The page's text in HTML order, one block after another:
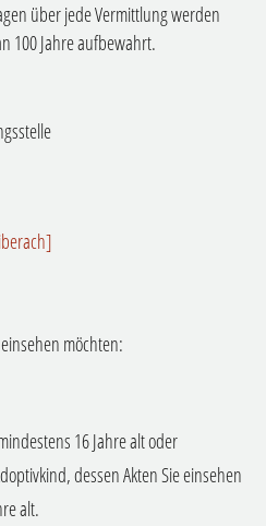
über jede Vermittlung werden
100 Jahre aufbewahrt.
möchten:
16 Jahre alt oder
dessen Akten Sie einsehen
alt.